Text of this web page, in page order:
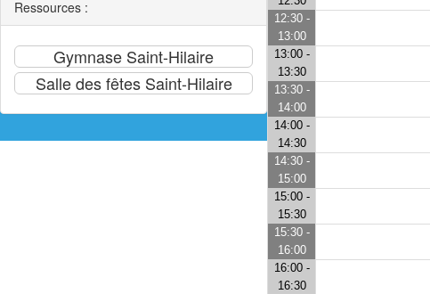
Ressources :
12:30 -
13:00
13:00 -
13:30
13:30 -
14:00
14:00 -
14:30
14:30 -
15:00
15:00 -
15:30
15:30 -
16:00
16:00 -
16:30